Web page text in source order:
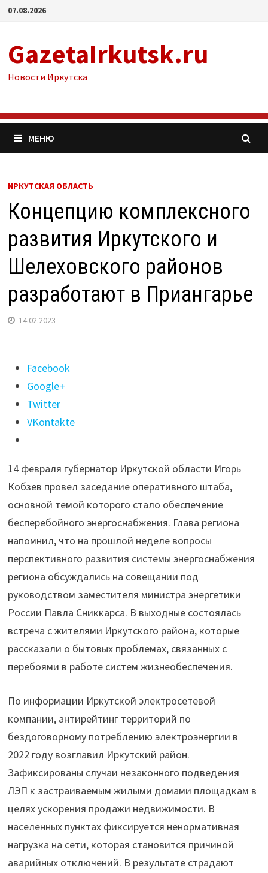
Перейти
07.08.2026
GazetaIrkutsk.ru
Новости Иркутска
МЕНЮ
ИРКУТСКАЯ ОБЛАСТЬ
Концепцию комплексного
развития Иркутского и
Шелеховского районов
разработают в Приангарье
14.02.2023
Поделиться
"Концепцию
комплексного
развития
Иркутского
Шелеховского
районов
разработают
в
Приангарье"
Facebook
Google+
Twitter
VKontakte
14 февраля губернатор Иркутской области Игорь
Кобзев провел заседание оперативного штаба,
основной темой которого стало обеспечение
бесперебойного энергоснабжения. Глава региона
напомнил, что на прошлой неделе вопросы
перспективного развития системы энергоснабжения
региона обсуждались на совещании под
руководством заместителя министра энергетики
России Павла Сниккарса. В выходные состоялась
встреча с жителями Иркутского района, которые
рассказали о бытовых проблемах, связанных с
перебоями в работе систем жизнеобеспечения.
По информации Иркутской электросетевой
компании, антирейтинг территорий по
бездоговорному потреблению электроэнергии в
2022 году возглавил Иркутский район.
Зафиксированы случаи незаконного подведения
ЛЭП к застраиваемым жилыми домами площадкам в
целях ускорения продажи недвижимости. В
населенных пунктах фиксируется ненормативная
нагрузка на сети, которая становится причиной
аварийных отключений. В результате страдают